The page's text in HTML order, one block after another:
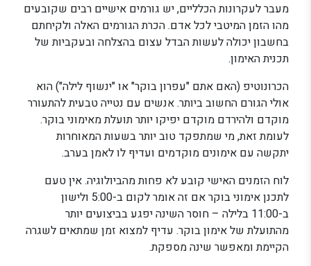
מעבר לעקרונות הכלליים, יש גורמים אישיים רבים שקובעים
מהו הזמן המיטבי לכל אדם. הכרת הגורמים האלה ולקיחתם
בחשבון יכולה לעשות הבדל עצום בהצלחה ובעקביות של
תכנית האימון.
הכרונוטיפ (האם אתם "עפרון בוקר" או "ינשוף לילה") הוא
אולי הגורם החשוב ביותר. אנשים עם נטייה טבעית להתעורר
מוקדם ולהירדם מוקדם יפיקו יותר תועלת מאימוני בוקר.
לעומת זאת, מי שמתפקד טוב יותר בשעות המאוחרות
יתקשה עם אימונים מוקדמים ועדיף לו לאמן בערב.
לוח הזמנים האישי קובע לא פחות מהביולוגיה. אין טעם
לתכנן אימוני בוקר אם זה אומר לקום ב-5:00 ולישון
ב-11:00 בלילה – חוסר השינה יפגע בביצועים יותר
מהתועלת של אימון בוקר. עדיף למצוא זמן שמתאים לשגרה
הקיימת ומאפשר שינה מספקת.